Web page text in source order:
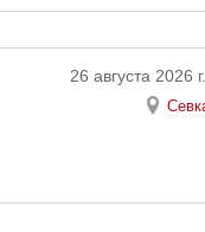
26 августа 2026